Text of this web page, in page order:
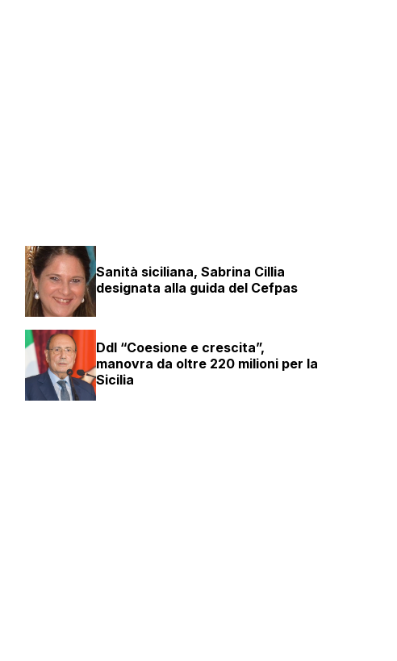
Sanità siciliana, Sabrina Cillia
designata alla guida del Cefpas
Ddl “Coesione e crescita”,
manovra da oltre 220 milioni per la
Sicilia